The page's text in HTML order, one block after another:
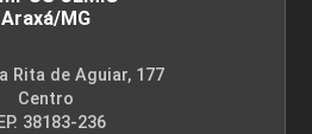
Araxá/MG
Rita de Aguiar, 177
Centro
38183-236